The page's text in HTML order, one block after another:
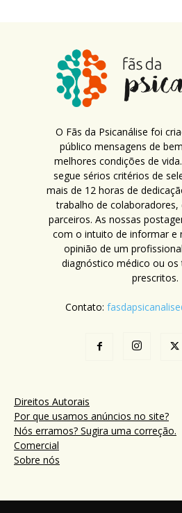
O Fãs da Psicanálise foi
público mensagens de
melhores condições de
segue sérios critérios de
mais de 12 horas de
trabalho de colaboradores,
parceiros. As nossas
com o intuito de informar e
opinião de um
diagnóstico médico ou
prescritos.
Contato:
Direitos Autorais
Por que usamos anúncios no site?
Nós erramos? Sugira uma correção.
Comercial
Sobre nós